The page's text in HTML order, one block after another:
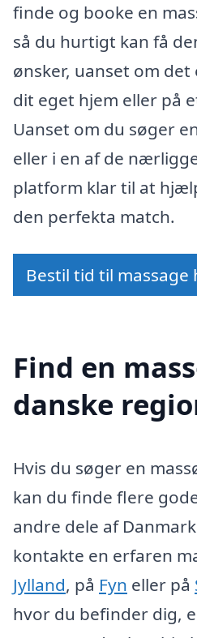
finde og booke en
så du hurtigt kan få
ønsker, uanset om
dit eget hjem eller på
Uanset om du søger
eller i en af de
platform klar til at
den perfekta match.
Bestil tid til massage
Find en
danske
Hvis du søger en
kan du finde flere
andre dele af
kontakte en erfaren
Jylland, på Fyn eller på
hvor du befinder dig,